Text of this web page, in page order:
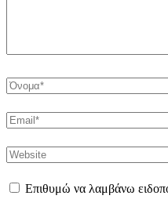
Επιθυμώ να λαμβάνω